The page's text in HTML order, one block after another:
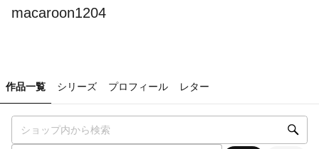
macaroon1204
作品一覧 シリーズ プロフィール レター